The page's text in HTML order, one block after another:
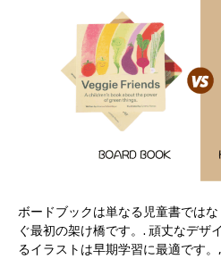
ボードブックは単なる児童書では
ぐ最初の架け橋です。. 頑丈なデザ
るイラストは早期学習に最適です